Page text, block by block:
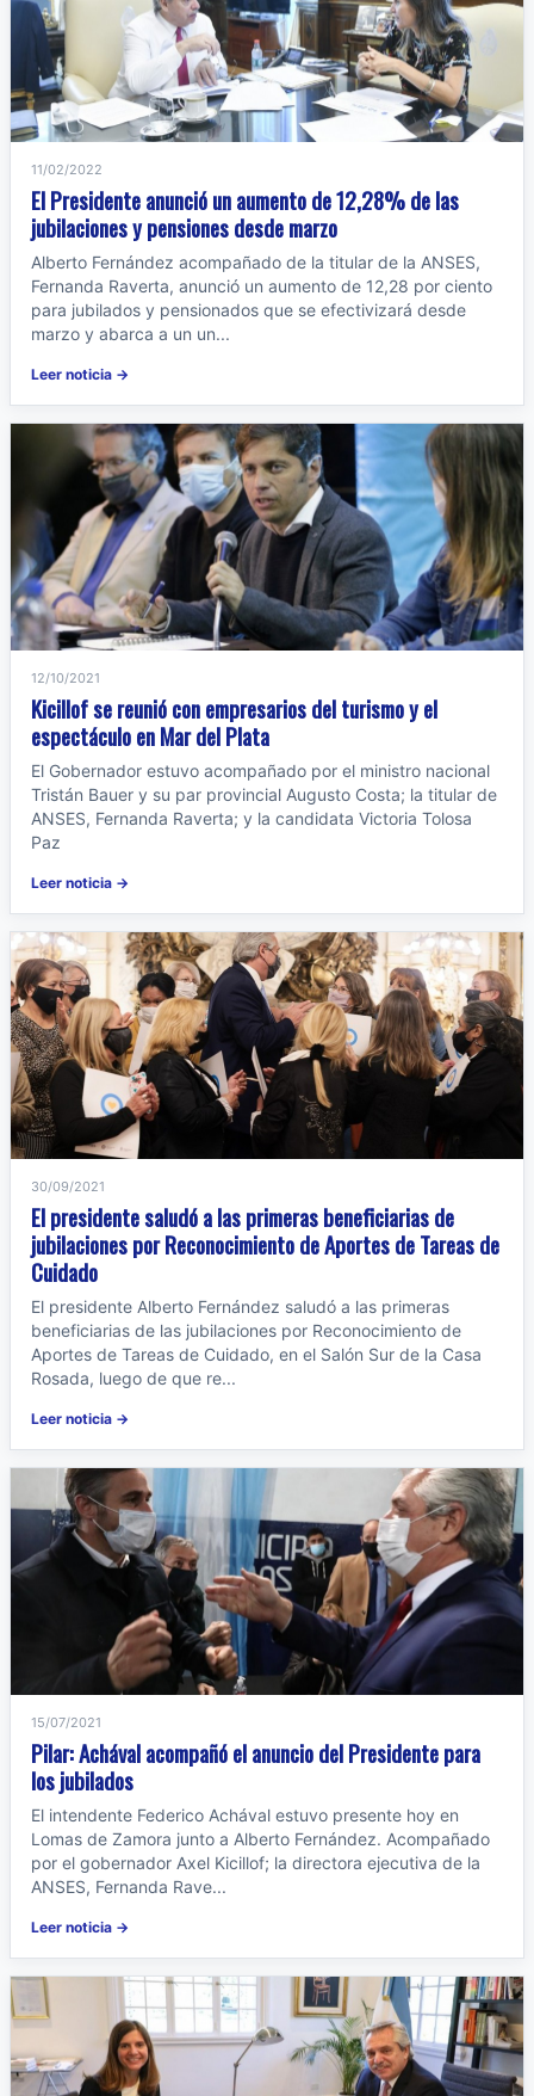
11/02/2022
El Presidente anunció un aumento de 12,28% de las
jubilaciones y pensiones desde marzo
Alberto Fernández acompañado de la titular de la ANSES,
Fernanda Raverta, anunció un aumento de 12,28 por ciento
para jubilados y pensionados que se efectivizará desde
marzo y abarca a un un...
Leer noticia →
12/10/2021
Kicillof se reunió con empresarios del turismo y el
espectáculo en Mar del Plata
El Gobernador estuvo acompañado por el ministro nacional
Tristán Bauer y su par provincial Augusto Costa; la titular de
ANSES, Fernanda Raverta; y la candidata Victoria Tolosa
Paz
Leer noticia →
30/09/2021
El presidente saludó a las primeras beneficiarias de
jubilaciones por Reconocimiento de Aportes de Tareas de
Cuidado
El presidente Alberto Fernández saludó a las primeras
beneficiarias de las jubilaciones por Reconocimiento de
Aportes de Tareas de Cuidado, en el Salón Sur de la Casa
Rosada, luego de que re...
Leer noticia →
15/07/2021
Pilar: Achával acompañó el anuncio del Presidente para
los jubilados
El intendente Federico Achával estuvo presente hoy en
Lomas de Zamora junto a Alberto Fernández. Acompañado
por el gobernador Axel Kicillof; la directora ejecutiva de la
ANSES, Fernanda Rave...
Leer noticia →